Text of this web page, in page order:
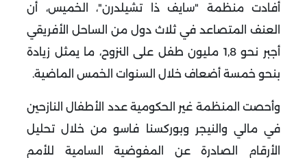
أفادت منظمة "سايف ذا تشيلدرن"، الخميس، أن
العنف المتصاعد في ثلاث دول من الساحل الأفريقي
أجبر نحو 1,8 مليون طفل على النزوح، ما يمثل زيادة
بنحو خمسة أضعاف خلال السنوات الخمس الماضية.
وأحصت المنظمة غير الحكومية عدد الأطفال النازحين
في مالي والنيجر وبوركسنا فاسو من خلال تحليل
الأرقام الصادرة عن المفوضية السامية للأمم